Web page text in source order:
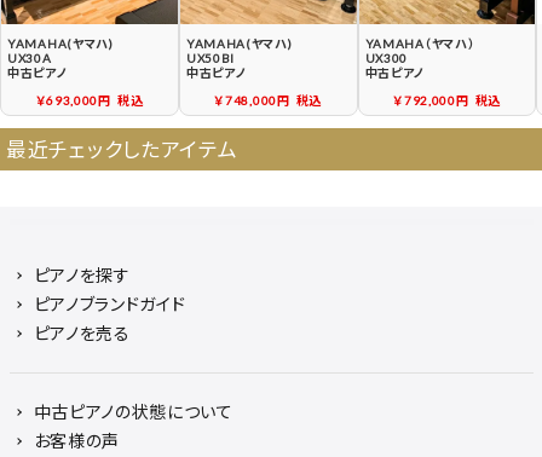
YAMAHA(ヤマハ)
UX30A
中古ピアノ
￥693,000円
税込
YAMAHA(ヤマハ)
UX50Bl
中古ピアノ
￥748,000円
税込
YAMAHA（ヤマハ）
UX300
中古ピアノ
￥792,000円
税込
最近チェックしたアイテム
ピアノを探す
ピアノブランドガイド
ピアノを売る
中古ピアノの状態について
お客様の声